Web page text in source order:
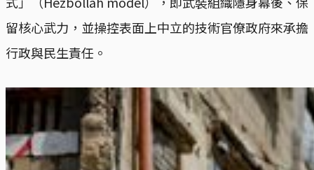
留核心武力，並操控表面上中立的技術官僚政府來承擔
行政與民生責任。